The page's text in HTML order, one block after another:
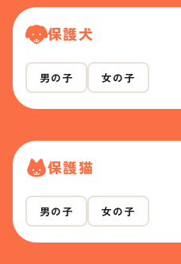
保護犬
男の子 女の子
保護猫
男の子 女の子